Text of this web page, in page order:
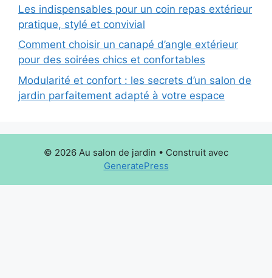
Les indispensables pour un coin repas extérieur
pratique, stylé et convivial
Comment choisir un canapé d’angle extérieur
pour des soirées chics et confortables
Modularité et confort : les secrets d’un salon de
jardin parfaitement adapté à votre espace
© 2026 Au salon de jardin • Construit avec
GeneratePress